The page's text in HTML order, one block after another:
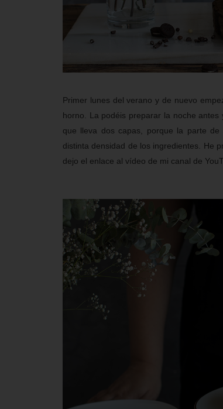
Primer lunes del verano y de nuevo
horno. La podéis preparar la noche
que lleva dos capas, porque la parte
distinta densidad de los ingredientes. He
dejo el enlace al vídeo de mi canal de